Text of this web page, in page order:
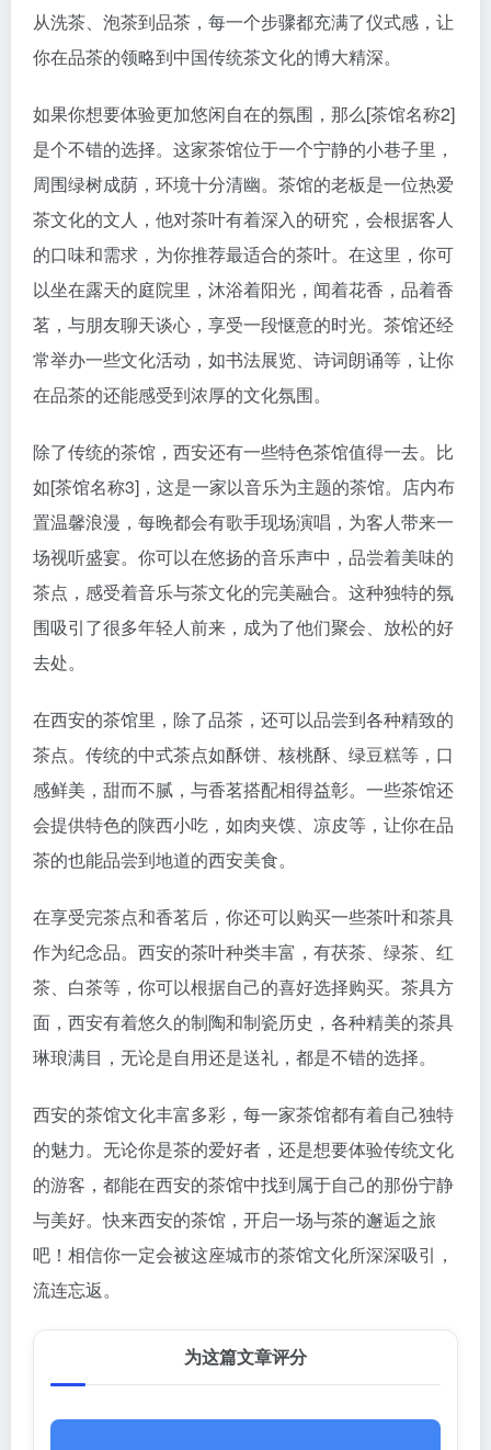
从洗茶、泡茶到品茶，每一个步骤都充满了仪式感，让
你在品茶的领略到中国传统茶文化的博大精深。
如果你想要体验更加悠闲自在的氛围，那么[茶馆名称2]
是个不错的选择。这家茶馆位于一个宁静的小巷子里，
周围绿树成荫，环境十分清幽。茶馆的老板是一位热爱
茶文化的文人，他对茶叶有着深入的研究，会根据客人
的口味和需求，为你推荐最适合的茶叶。在这里，你可
以坐在露天的庭院里，沐浴着阳光，闻着花香，品着香
茗，与朋友聊天谈心，享受一段惬意的时光。茶馆还经
常举办一些文化活动，如书法展览、诗词朗诵等，让你
在品茶的还能感受到浓厚的文化氛围。
除了传统的茶馆，西安还有一些特色茶馆值得一去。比
如[茶馆名称3]，这是一家以音乐为主题的茶馆。店内布
置温馨浪漫，每晚都会有歌手现场演唱，为客人带来一
场视听盛宴。你可以在悠扬的音乐声中，品尝着美味的
茶点，感受着音乐与茶文化的完美融合。这种独特的氛
围吸引了很多年轻人前来，成为了他们聚会、放松的好
去处。
在西安的茶馆里，除了品茶，还可以品尝到各种精致的
茶点。传统的中式茶点如酥饼、核桃酥、绿豆糕等，口
感鲜美，甜而不腻，与香茗搭配相得益彰。一些茶馆还
会提供特色的陕西小吃，如肉夹馍、凉皮等，让你在品
茶的也能品尝到地道的西安美食。
在享受完茶点和香茗后，你还可以购买一些茶叶和茶具
作为纪念品。西安的茶叶种类丰富，有茯茶、绿茶、红
茶、白茶等，你可以根据自己的喜好选择购买。茶具方
面，西安有着悠久的制陶和制瓷历史，各种精美的茶具
琳琅满目，无论是自用还是送礼，都是不错的选择。
西安的茶馆文化丰富多彩，每一家茶馆都有着自己独特
的魅力。无论你是茶的爱好者，还是想要体验传统文化
的游客，都能在西安的茶馆中找到属于自己的那份宁静
与美好。快来西安的茶馆，开启一场与茶的邂逅之旅
吧！相信你一定会被这座城市的茶馆文化所深深吸引，
流连忘返。
为这篇文章评分